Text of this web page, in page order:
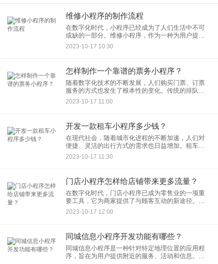
维修小程序的制作流程
在数字化时代，小程序已经成为了人们生活中不可
或缺的一部分。维修小程序，作为一种为用户提供
方便快捷服务的应用，正在日益崭露头角。如果您
考虑开发一个维修小程序，下面将为您介绍一般的
2023-10-17 10:30
怎样制作一个靠谱的票务小程序？
随着数字化技术的不断发展，人们购买门票、订票
服务的方式也发生了根本性的变化。传统的排队购
票已经逐渐被便捷的票务小程序取代。制作一个靠
谱的票务小程序需要仔细规划和设计，以确保用户
2023-10-17 11:00
开发一款租车小程序多少钱？
在现代社会，随着城市化进程的不断加速，人们对
便捷、灵活的出行方式的需求也日益增加。租车行
业因此迎来了快速的发展，租车小程序成为了一种
受欢迎的选择。然而，开发一款租车小程序需要投
2023-10-17 11:30
门店小程序怎样给店铺带来更多流量？
在数字化时代，门店小程序已成为零售业的一项重
要工具，它为商家提供了与顾客互动的新途径。然
而，要让门店小程序真正发挥作用，吸引更多的顾
客流量，需要一些策略和方法。本文将探讨如何通
2023-10-17 12:00
同城信息小程序开发功能有哪些？
同城信息小程序是一种针对特定地理位置的应用程
序，旨在为用户提供附近的服务、活动和信息。这